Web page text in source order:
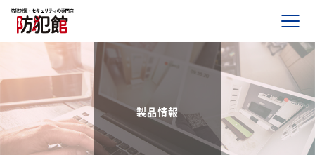
製品を知る・探す
サービス案内
製品情報